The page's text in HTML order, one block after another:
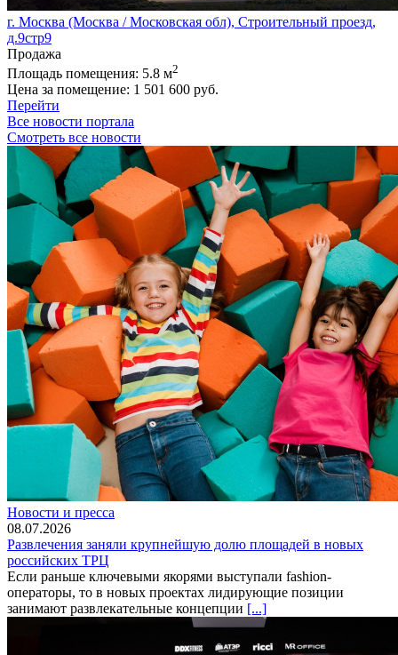
г. Москва (Москва / Московская обл), Строительный проезд,
д.9стр9
Продажа
Площадь помещения: 5.8 м2
Цена за помещение: 1 501 600 руб.
Перейти
Все новости портала
Смотреть все новости
Новости и пресса
08.07.2026
Развлечения заняли крупнейшую долю площадей в новых
российских ТРЦ
Если раньше ключевыми якорями выступали fashion-
операторы, то в новых проектах лидирующие позиции
занимают развлекательные концепции [...]